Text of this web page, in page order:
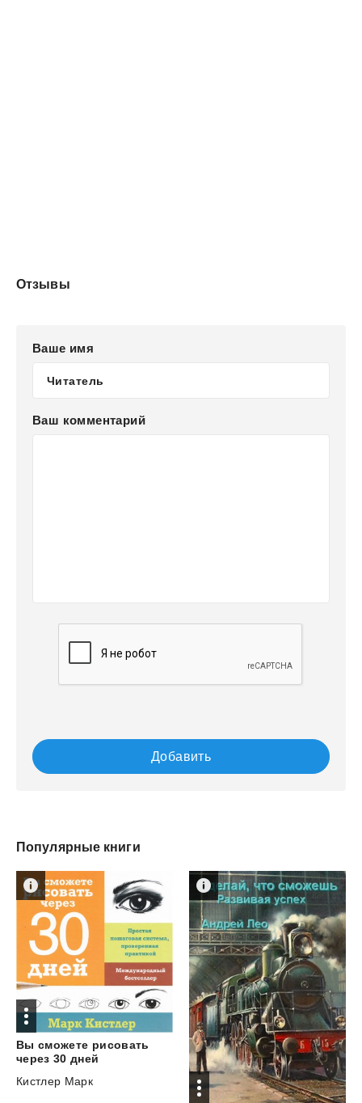
Отзывы
Ваше имя
Ваш комментарий
Добавить
Популярные книги
Вы сможете рисовать
через 30 дней
Кистлер Марк